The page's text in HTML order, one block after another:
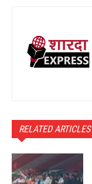
RELATED ARTICLES